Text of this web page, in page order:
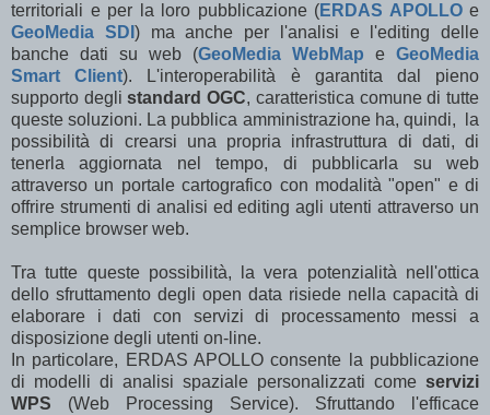
territoriali e per la loro pubblicazione (ERDAS APOLLOe
GeoMedia SDI ) ma anche per l'analisi e l'editing delle
banche dati su web (GeoMedia WebMap e GeoMedia
Smart Client). L'interoperabilità è garantita dal pieno
supporto deglistandard OGC, caratteristica comune di tutte
queste soluzioni. La pubblica amministrazione ha, quindi, la
possibilità di crearsi una propria infrastruttura di dati, di
tenerla aggiornata nel tempo, di pubblicarla su web
attraverso un portale cartografico con modalità "open" e di
offrire strumenti di analisi ed editing agli utenti attraverso un
semplice browser web.
Tra tutte queste possibilità, la vera potenzialità nell'ottica
dello sfruttamento degli open data risiede nella capacità di
elaborare i dati con servizi di processamento messi a
disposizione degli utenti on-line.
In particolare, ERDAS APOLLO consente la pubblicazione
di modelli di analisi spaziale personalizzati come servizi
WPS (Web Processing Service). Sfruttando l'efficace